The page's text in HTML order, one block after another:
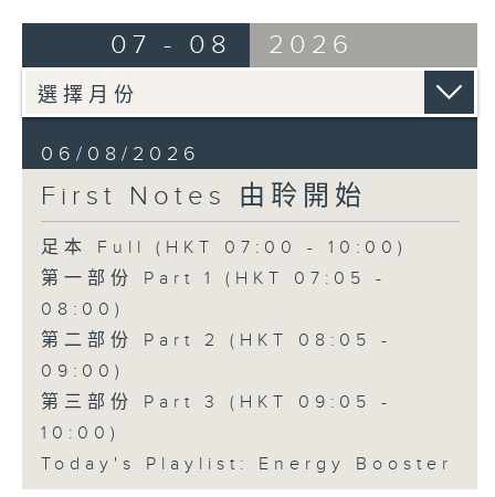
07 - 08 2026
06/08/2026
First Notes 由聆開始
足本 Full (HKT 07:00 - 10:00)
第一部份 Part 1 (HKT 07:05 -
08:00)
第二部份 Part 2 (HKT 08:05 -
09:00)
第三部份 Part 3 (HKT 09:05 -
10:00)
Today's Playlist: Energy Booster